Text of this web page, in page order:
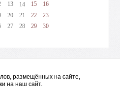
13 14 15
16
20 21 22
23
27 28 29
30
размещённых на сайте,
на наш сайт.